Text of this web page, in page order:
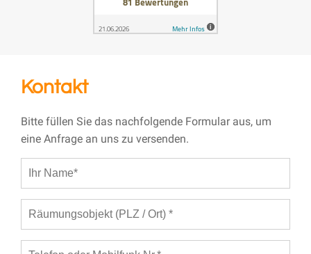
Kontakt
Bitte füllen Sie das nachfolgende Formular aus, um
eine Anfrage an uns zu versenden.